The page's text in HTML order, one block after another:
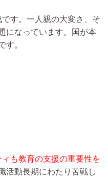
す。一人親の大変さ、そ
になっています。国が本
す。
ィも教育の支援の重要性を
活動長期にわたり苦戦し